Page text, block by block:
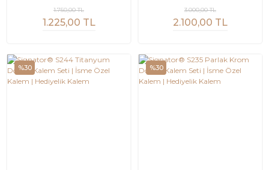
1.225,00 TL
1.750,00 TL
2.100,00 TL
3.000,00 TL
%30 %30